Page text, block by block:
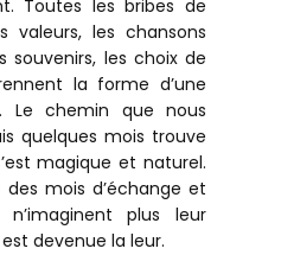
Toutes les bribes de
valeurs, les chansons
souvenirs, les choix de
la forme d’une
. Le chemin que nous
quelques mois trouve
magique et naturel.
mois d’échange et
plus leur
devenue la leur.